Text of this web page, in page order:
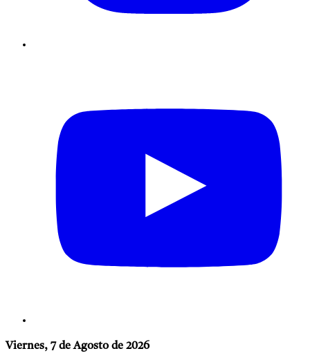
Viernes, 7 de Agosto de 2026